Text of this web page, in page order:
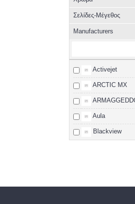
Σελίδες-Μέγεθος
Manufacturers
Activejet
ARCTIC MX
Aula
Blackview